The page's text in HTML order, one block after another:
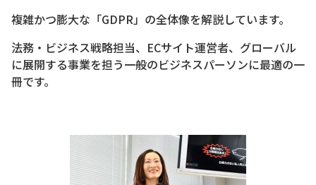
複雑かつ膨大な「GDPR」の全体像を解説しています。
法務・ビジネス戦略担当、ECサイト運営者、グローバル
に展開する事業を担う一般のビジネスパーソンに最適の一
冊です。